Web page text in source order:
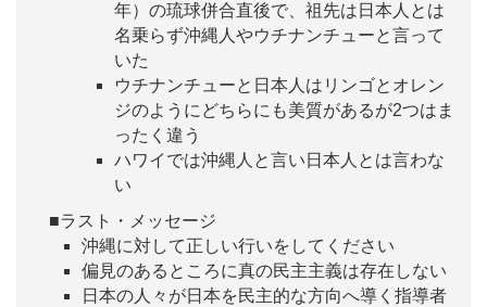
年）の琉球併合直後で、祖先は日本人とは
名乗らず沖縄人やウチナンチューと言って
いた
ウチナンチューと日本人はリンゴとオレン
ジのようにどちらにも美質があるが2つはま
ったく違う
ハワイでは沖縄人と言い日本人とは言わな
い
■ラスト・メッセージ
沖縄に対して正しい行いをしてください
偏見のあるところに真の民主主義は存在しない
日本の人々が日本を民主的な方向へ導く指導者